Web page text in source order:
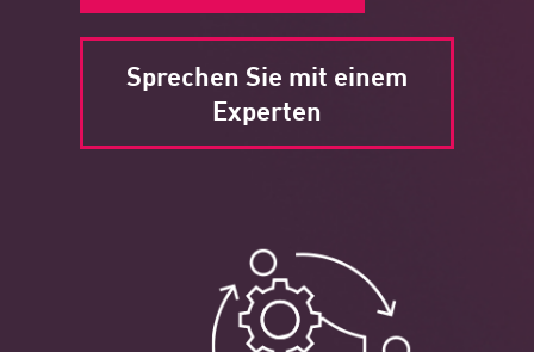
Sprechen Sie mit einem
Experten